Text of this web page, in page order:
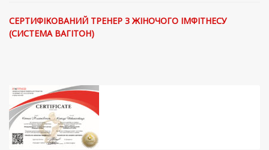
СЕРТИФІКОВАНИЙ ТРЕНЕР З ЖІНОЧОГО ІМФІТНЕСУ
(СИСТЕМА ВАГІТОН)